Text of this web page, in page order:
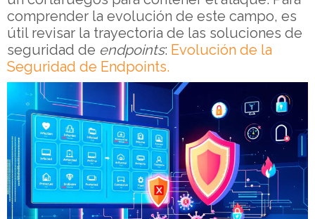
comprender la evolución de este campo, es
útil revisar la trayectoria de las soluciones de
seguridad de endpoints: Evolución de la
Seguridad de Endpoints.